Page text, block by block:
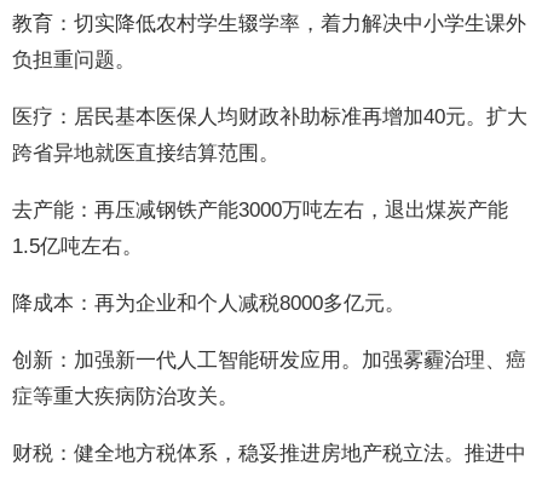
教育：切实降低农村学生辍学率，着力解决中小学生课外
负担重问题。
医疗：居民基本医保人均财政补助标准再增加40元。扩大
跨省异地就医直接结算范围。
去产能：再压减钢铁产能3000万吨左右，退出煤炭产能
1.5亿吨左右。
降成本：再为企业和个人减税8000多亿元。
创新：加强新一代人工智能研发应用。加强雾霾治理、癌
症等重大疾病防治攻关。
财税：健全地方税体系，稳妥推进房地产税立法。推进中